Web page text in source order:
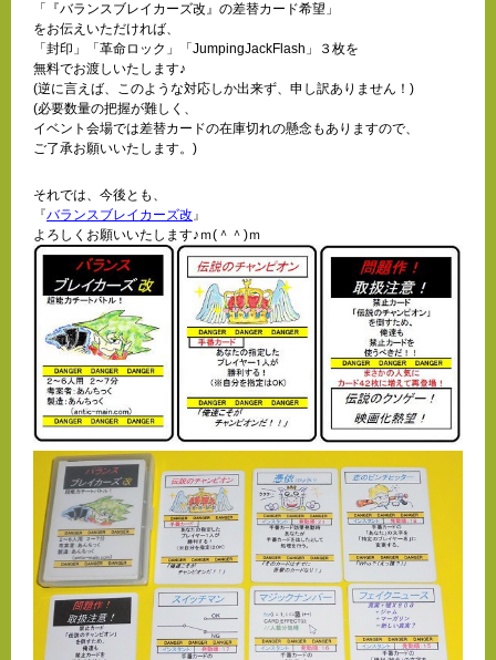
「『バランスブレイカーズ改』の差替カード希望」
をお伝えいただければ、
「封印」「革命ロック」「JumpingJackFlash」３枚を
無料でお渡しいたします♪
(逆に言えば、このような対応しか出来ず、申し訳ありません！)
(必要数量の把握が難しく、
イベント会場では差替カードの在庫切れの懸念もありますので、
ご了承お願いいたします。)
それでは、今後とも、
『バランスブレイカーズ改』
よろしくお願いいたします♪ｍ(＾＾)ｍ